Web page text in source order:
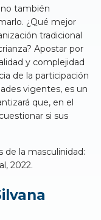
también
¿Qué mejor
tradicional
Apostar por
y complejidad
de la participación
vigentes, es un
que, en el
si sus
de la masculinidad:
2022.